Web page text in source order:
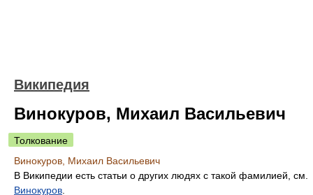
Википедия
Винокуров, Михаил Васильевич
Толкование
Винокуров, Михаил Васильевич
В Википедии есть статьи о других людях с такой фамилией, см.
Винокуров